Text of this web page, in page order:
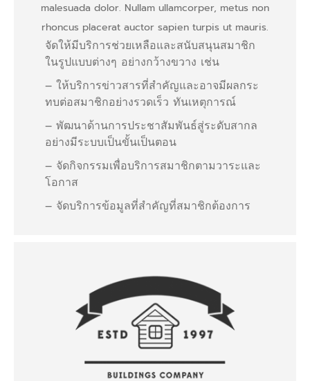
malesuada dolor. Nullam ullamcorper, metus non
rhoncus placerat auctor sapien turpis ut mauris.
จัดให้มีบริการช่วยเหลือและสนับสนุนสมาชิก
ในรูปแบบต่างๆ อย่างกว้างขวาง เช่น
– ให้บริการข่าวสารที่สำคัญและอาจมีผลกระ
ทบต่อสมาชิกอย่างรวดเร็ว ทันเหตุการณ์
– พัฒนาด้านการประชาสัมพันธ์สู่ระดับสากล
อย่างมีระบบเป็นขั้นเป็นตอน
– จัดกิจกรรมเพื่อบริการสมาชิกตามวาระและ
โอกาส
– จัดบริการข้อมูลที่สำคัญที่สมาชิกต้องการ